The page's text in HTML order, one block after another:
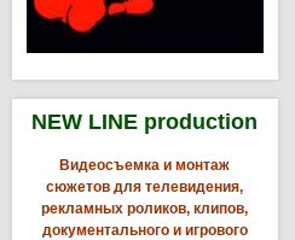
NEW LINE production
Видеосъемка и монтаж
сюжетов для телевидения,
рекламных роликов, клипов,
документального и игрового